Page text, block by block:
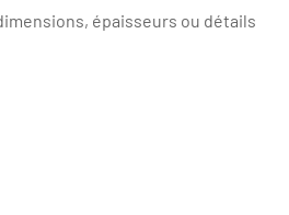
épaisseurs ou détails